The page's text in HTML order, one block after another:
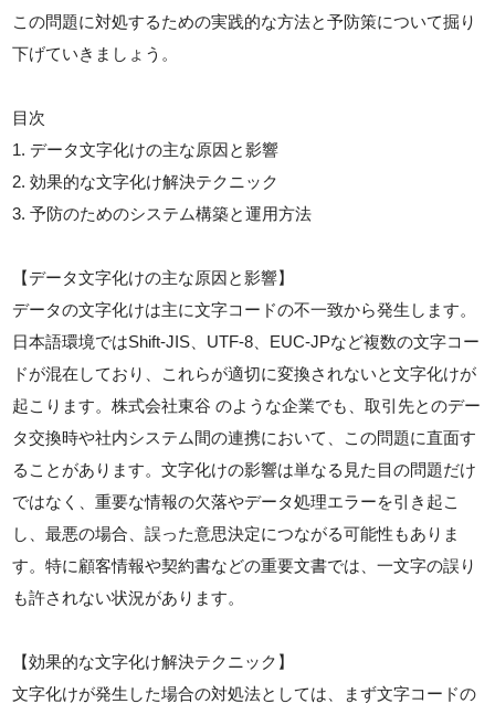
この問題に対処するための実践的な方法と予防策について掘り
下げていきましょう。
目次
1. データ文字化けの主な原因と影響
2. 効果的な文字化け解決テクニック
3. 予防のためのシステム構築と運用方法
【データ文字化けの主な原因と影響】
データの文字化けは主に文字コードの不一致から発生します。
日本語環境ではShift-JIS、UTF-8、EUC-JPなど複数の文字コー
ドが混在しており、これらが適切に変換されないと文字化けが
起こります。株式会社東谷 のような企業でも、取引先とのデー
タ交換時や社内システム間の連携において、この問題に直面す
ることがあります。文字化けの影響は単なる見た目の問題だけ
ではなく、重要な情報の欠落やデータ処理エラーを引き起こ
し、最悪の場合、誤った意思決定につながる可能性もありま
す。特に顧客情報や契約書などの重要文書では、一文字の誤り
も許されない状況があります。
【効果的な文字化け解決テクニック】
文字化けが発生した場合の対処法としては、まず文字コードの